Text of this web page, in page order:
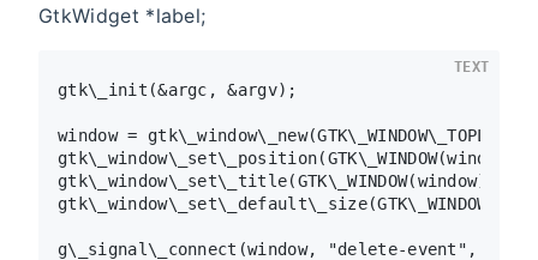
GtkWidget *label;
gtk\_init(&argc, &argv);
window =
gtk\_window\_set\_position(GTK\_WINDOW(window),
gtk\_window\_set\_title(GTK\_WINDOW(window),
g\_signal\_connect(window, "delete-event",
TEXT